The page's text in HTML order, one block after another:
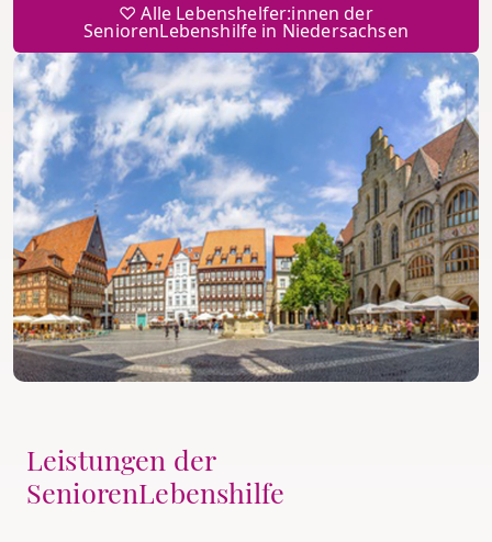
♡ Alle Lebenshelfer:innen der
SeniorenLebenshilfe in Niedersachsen
Leistungen der
SeniorenLebenshilfe